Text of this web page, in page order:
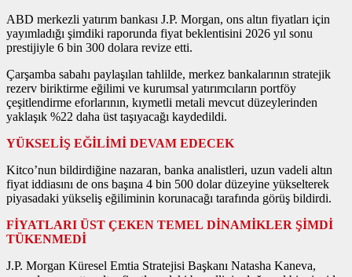
ABD merkezli yatırım bankası J.P. Morgan, ons altın fiyatları için
yayımladığı şimdiki raporunda fiyat beklentisini 2026 yıl sonu
prestijiyle 6 bin 300 dolara revize etti.
Çarşamba sabahı paylaşılan tahlilde, merkez bankalarının stratejik
rezerv biriktirme eğilimi ve kurumsal yatırımcıların portföy
çeşitlendirme eforlarının, kıymetli metali mevcut düzeylerinden
yaklaşık %22 daha üst taşıyacağı kaydedildi.
YÜKSELİŞ EĞİLİMİ DEVAM EDECEK
Kitco’nun bildirdiğine nazaran, banka analistleri, uzun vadeli altın
fiyat iddiasını de ons başına 4 bin 500 dolar düzeyine yükselterek
piyasadaki yükseliş eğiliminin korunacağı tarafında görüş bildirdi.
FİYATLARI ÜST ÇEKEN TEMEL DİNAMİKLER ŞİMDİ
TÜKENMEDİ
J.P. Morgan Küresel Emtia Stratejisi Başkanı Natasha Kaneva,